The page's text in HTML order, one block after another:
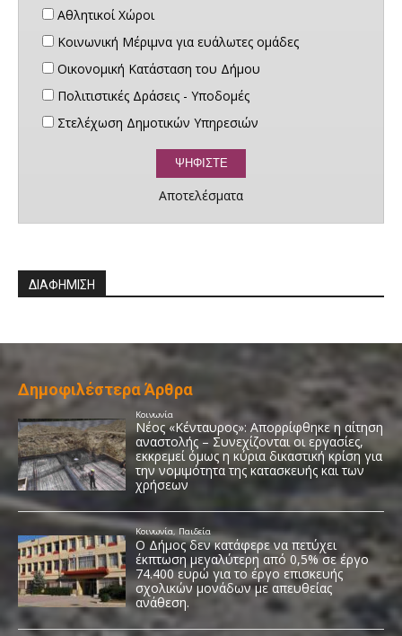
Αθλητικοί Χώροι
Κοινωνική Μέριμνα για ευάλωτες ομάδες
Οικονομική Κατάσταση του Δήμου
Πολιτιστικές Δράσεις - Υποδομές
Στελέχωση Δημοτικών Υπηρεσιών
Αποτελέσματα
ΔΙΑΦΗΜΙΣΗ
Δημοφιλέστερα Άρθρα